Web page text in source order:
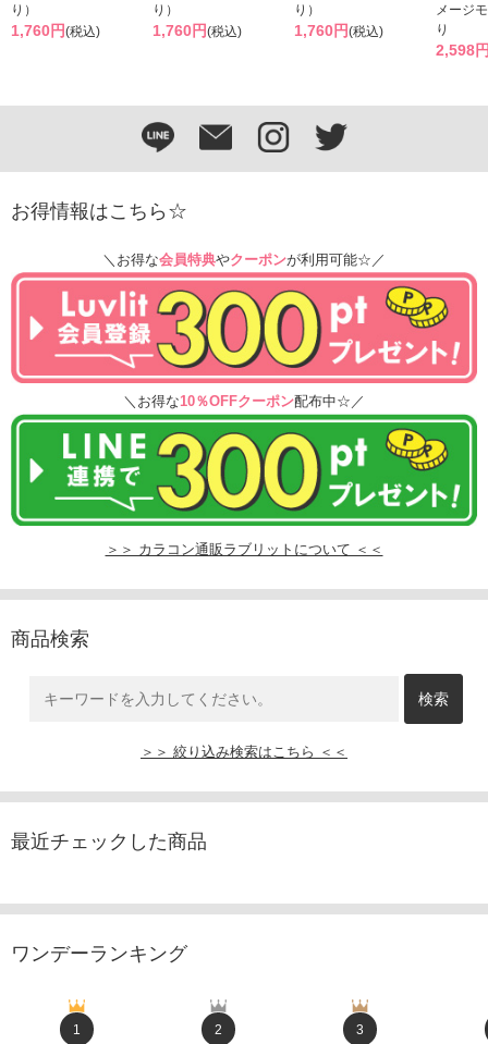
り）
1,760円(税込)
り）
1,760円(税込)
り）
1,760円(税込)
メージ
り
2,598
お得情報はこちら☆
＼お得な会員特典やクーポンが利用可能☆／
＼お得な10％OFFクーポン配布中☆／
＞＞ カラコン通販ラブリットについて ＜＜
商品検索
＞＞ 絞り込み検索はこちら ＜＜
最近チェックした商品
ワンデーランキング
1 2 3